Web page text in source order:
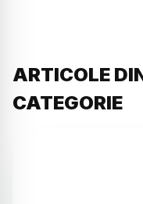
ARTICOLE
CATEGORIE